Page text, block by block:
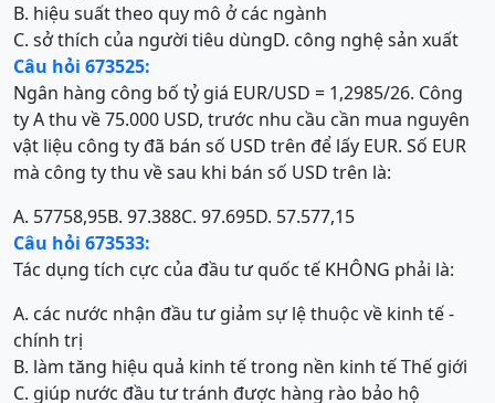
B. hiệu suất theo quy mô ở các ngành
C. sở thích của người tiêu dùngD. công nghệ sản xuất
Câu hỏi 673525:
Ngân hàng công bố tỷ giá EUR/USD = 1,2985/26. Công
ty A thu về 75.000 USD, trước nhu cầu cần mua nguyên
vật liệu công ty đã bán số USD trên để lấy EUR. Số EUR
mà công ty thu về sau khi bán số USD trên là:
A. 57758,95B. 97.388C. 97.695D. 57.577,15
Câu hỏi 673533:
Tác dụng tích cực của đầu tư quốc tế KHÔNG phải là:
A. các nước nhận đầu tư giảm sự lệ thuộc về kinh tế -
chính trị
B. làm tăng hiệu quả kinh tế trong nền kinh tế Thế giới
C. giúp nước đầu tư tránh được hàng rào bảo hộ